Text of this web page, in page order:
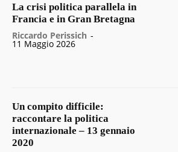
La crisi politica parallela in
Francia e in Gran Bretagna
Riccardo Perissich -
11 Maggio 2026
Un compito difficile:
raccontare la politica
internazionale – 13 gennaio
2020